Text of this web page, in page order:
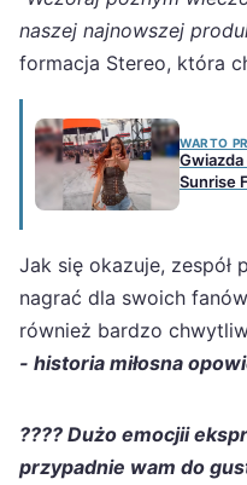
naszej najnowszej
formacja Stereo, która
WARTO
Sunrise
Jak się okazuje, zespół
nagrać dla swoich
również bardzo
- historia miłosna
???? Dużo emocjii
przypadnie wam do